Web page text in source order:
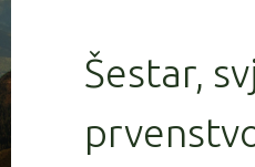
Šestar,